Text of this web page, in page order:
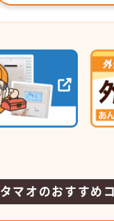
タマオのおすすめ